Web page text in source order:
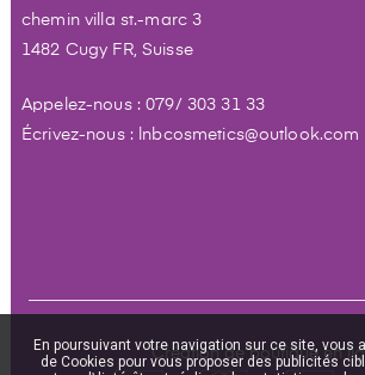
chemin villa st.-marc 3
1482 Cugy FR, Suisse
Appelez-nous : 079/ 303 31 33
Écrivez-nous : lnbcosmetics@outlook.com
Création de boutique en
En poursuivant votre navigation sur ce site,
de Cookies pour vous proposer des publicités